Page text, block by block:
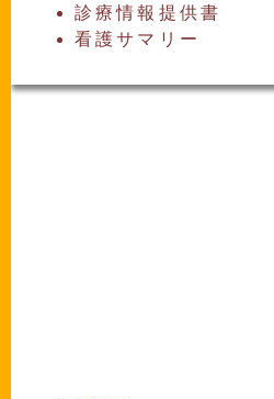
診療情報提供書
看護サマリー